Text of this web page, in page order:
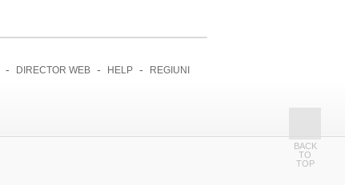
- DIRECTOR WEB - HELP - REGIUNI
BACK
TO
TOP